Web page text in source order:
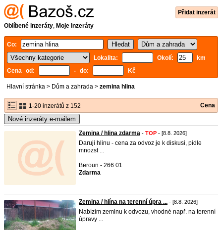
Přidat inzerát
Oblíbené inzeráty, Moje inzeráty
Co:
Lokalita:
Okolí:
km
Cena od:
- do: Kč
Hlavní stránka > Dům a zahrada > zemina hlina
1-20 inzerátů z 152 Cena
Nové inzeráty e-mailem
Zemina / hlina zdarma - TOP - [8.8. 2026]
Daruji hlinu - cena za odvoz je k diskusi, pidle
mnozst ...
Beroun - 266 01
Zdarma
Zemina / hlína na terenní úpra ... - [8.8. 2026]
Nabízím zeminu k odvozu, vhodné např. na terenní
úpravy ...